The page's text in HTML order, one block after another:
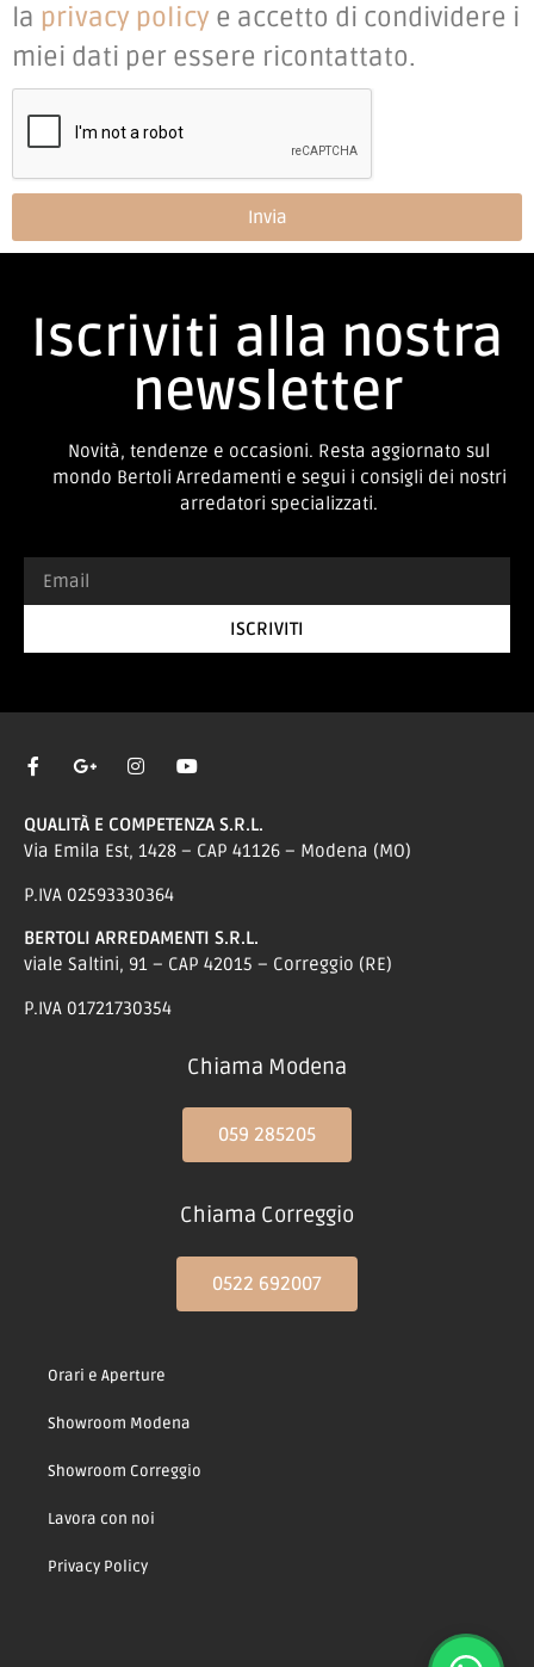
la privacy policy e accetto di condividere i
miei dati per essere ricontattato.
Invia
Iscriviti alla nostra
newsletter
Novità, tendenze e occasioni. Resta aggiornato sul
mondo Bertoli Arredamenti e segui i consigli dei nostri
arredatori specializzati.
ISCRIVITI
QUALITÀ E COMPETENZA S.R.L.
Via Emila Est, 1428 – CAP 41126 – Modena (MO)
P.IVA 02593330364
BERTOLI ARREDAMENTI S.R.L.
viale Saltini, 91 – CAP 42015 – Correggio (RE)
P.IVA 01721730354
Chiama Modena
059 285205
Chiama Correggio
0522 692007
Orari e Aperture
Showroom Modena
Showroom Correggio
Lavora con noi
Privacy Policy